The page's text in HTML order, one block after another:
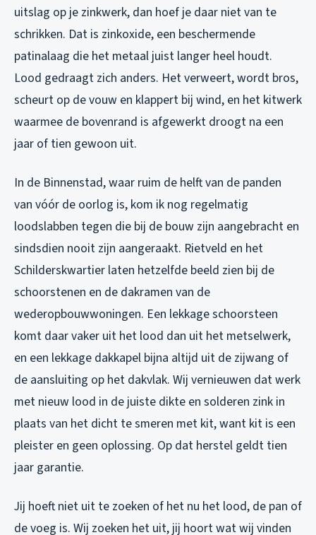
uitslag op je zinkwerk, dan hoef je daar niet van te
schrikken. Dat is zinkoxide, een beschermende
patinalaag die het metaal juist langer heel houdt.
Lood gedraagt zich anders. Het verweert, wordt bros,
scheurt op de vouw en klappert bij wind, en het kitwerk
waarmee de bovenrand is afgewerkt droogt na een
jaar of tien gewoon uit.
In de Binnenstad, waar ruim de helft van de panden
van vóór de oorlog is, kom ik nog regelmatig
loodslabben tegen die bij de bouw zijn aangebracht en
sindsdien nooit zijn aangeraakt. Rietveld en het
Schilderskwartier laten hetzelfde beeld zien bij de
schoorstenen en de dakramen van de
wederopbouwwoningen. Een lekkage schoorsteen
komt daar vaker uit het lood dan uit het metselwerk,
en een lekkage dakkapel bijna altijd uit de zijwang of
de aansluiting op het dakvlak. Wij vernieuwen dat werk
met nieuw lood in de juiste dikte en solderen zink in
plaats van het dicht te smeren met kit, want kit is een
pleister en geen oplossing. Op dat herstel geldt tien
jaar garantie.
Jij hoeft niet uit te zoeken of het nu het lood, de pan of
de voeg is. Wij zoeken het uit, jij hoort wat wij vinden